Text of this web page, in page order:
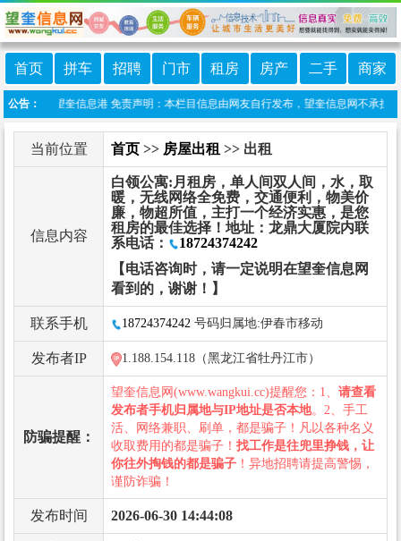
首页 拼车 招聘 门市 租房 房产 二手 商家
公告：
小程序:望奎信息港 免责声明：本栏目信息由网友自行发布，望奎信息网不承担
当前位置 首页 >> 房屋出租 >> 出租
信息内容
白领公寓:月租房，单人间双人间，水，取
暖，无线网络全免费，交通便利，物美价
廉，物超所值，主打一个经济实惠，是您
租房的最佳选择！ ​地址：龙鼎大厦院内 ​联
系电话：
18724374242
【电话咨询时，请一定说明在望奎信息网
看到的，谢谢！】
联系手机 18724374242 号码归属地:伊春市移动
发布者IP 1.188.154.118（黑龙江省牡丹江市）
防骗提醒：
望奎信息网(www.wangkui.cc)提醒您：1、 请查看
发布者手机归属地与IP地址是否本地。2、手工
活、网络兼职、刷单，都是骗子！凡以各种名义
收取费用的都是骗子！ 找工作是往兜里挣钱，让
你往外掏钱的都是骗子 ！异地招聘请提高警惕，
谨防诈骗！
发布时间 2026-06-30 14:44:08